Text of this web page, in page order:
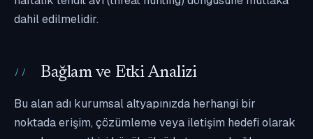
dahil edilmelidir.
Bağlam ve Etki Analizi
Bu alan adı kurumsal altyapınızda herhangi bir
noktada erişim, çözümleme veya iletişim hedefi olarak